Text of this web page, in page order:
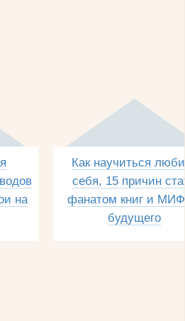
на
Как научиться
себя, 15 причин
фанатом книг и
будущего